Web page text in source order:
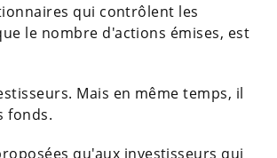
qui contrôlent les
le nombre d'actions émises, est
Mais en même temps, il
fonds.
qu'aux investisseurs qui